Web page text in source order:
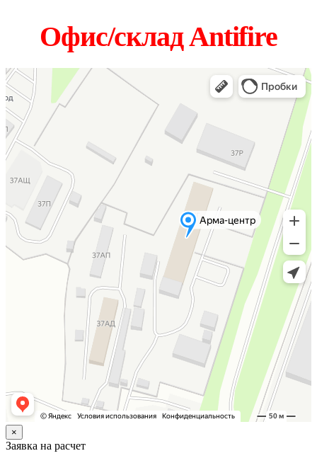
Офис/склад Antifire
×
Заявка на расчет